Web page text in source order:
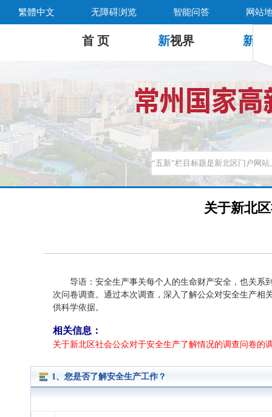
繁體中文 无障碍浏览 智能问答 网站
首 页 新视界 新
关于新北
导语：安全生产事关每个人的生命财产安全，也关系
次问卷调查。通过本次调查，深入了解公众对安全生产
供科学依据。
相关信息：
关于新北区社会公众对于安全生产了解情况的调查问卷的
1、您是否了解安全生产工作？